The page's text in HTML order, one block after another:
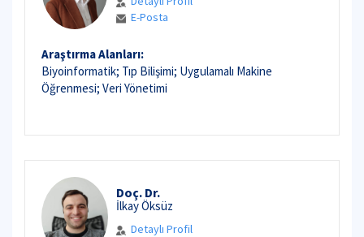
E-Posta
Araştırma Alanları:
Biyoinformatik; Tıp Bilişimi; Uygulamalı Makine
Öğrenmesi; Veri Yönetimi
Doç. Dr.
İlkay Öksüz
Detaylı Profil